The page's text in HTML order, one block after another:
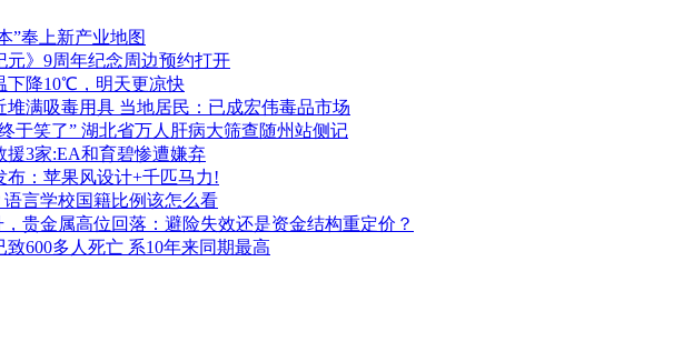
”奉上新产业地图
》9周年纪念周边预约打开
下降10℃，明天更凉快
满吸毒用具 当地居民：已成宏伟毒品市场
于笑了” 湖北省万人肝病大筛查随州站侧记
援3家:EA和育碧惨遭嫌弃
布：苹果风设计+千匹马力!
言学校国籍比例该怎么看
贵金属高位回落：避险失效还是资金结构重定价？
600多人死亡 系10年来同期最高